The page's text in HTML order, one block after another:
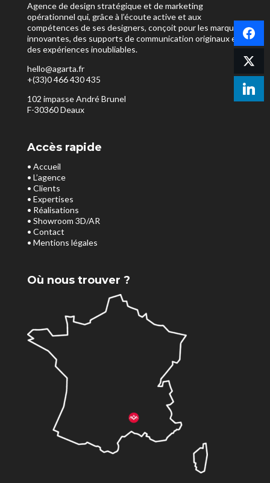
Agence de design stratégique et de marketing
opérationnel qui, grâce à l’écoute active et aux
compétences de ses designers, conçoit pour les marques
innovantes, des supports de communication originaux et
des expériences inoubliables.
hello@agarta.fr
+(33)0 466 430 435
102 impasse André Brunel
F-30360 Deaux
Accès rapide
• Accueil
• L’agence
• Clients
• Expertises
• Réalisations
• Showroom 3D/AR
• Contact
• Mentions légales
Où nous trouver ?